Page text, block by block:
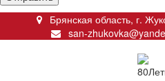
Брянская область, г.
san-